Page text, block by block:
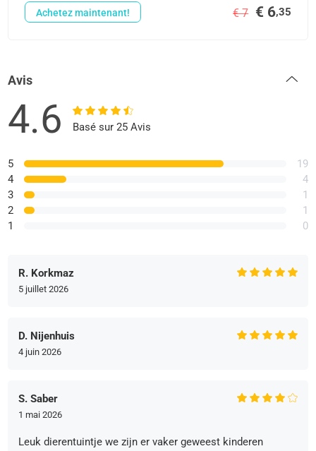
€ 7 € 6,35
Achetez maintenant!
Avis
4.6 Basé sur 25 Avis
5
4
3
2
1
19
4
1
1
0
R. Korkmaz
5 juillet 2026
D. Nijenhuis
4 juin 2026
S. Saber
1 mai 2026
Leuk dierentuintje we zijn er vaker geweest kinderen